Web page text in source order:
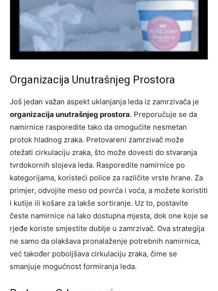
Organizacija Unutrašnjeg Prostora
Još jedan važan aspekt uklanjanja leda iz zamrzivača je
organizacija unutrašnjeg prostora. Preporučuje se da
namirnice rasporedite tako da omogućite nesmetan
protok hladnog zraka. Pretovareni zamrzivač može
otežati cirkulaciju zraka, što može dovesti do stvaranja
tvrdokornih slojeva leda. Rasporedite namirnice po
kategorijama, koristeći police za različite vrste hrane. Za
primjer, odvojite meso od povrća i voća, a možete koristiti
i kutije ili košare za lakše sortiranje. Uz to, postavite
česte namirnice na lako dostupna mjesta, dok one koje se
rjeđe koriste smjestite dublje u zamrzivač. Ova strategija
ne samo da olakšava pronalaženje potrebnih namirnica,
već također poboljšava cirkulaciju zraka, čime se
smanjuje mogućnost formiranja leda.